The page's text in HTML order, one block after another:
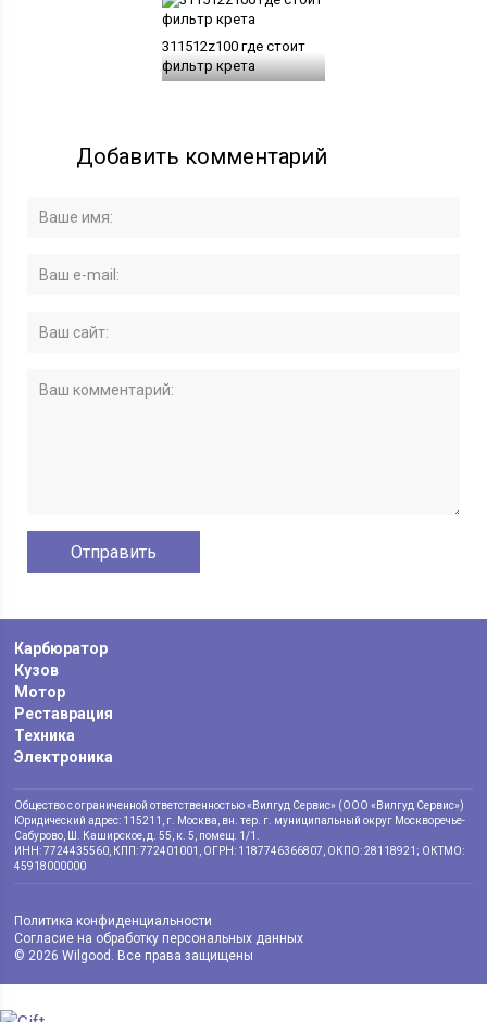
311512z100 где стоит
фильтр крета
Добавить комментарий
Карбюратор
Кузов
Мотор
Реставрация
Техника
Электроника
Общество с ограниченной ответственностью «Вилгуд Сервис» (ООО «Вилгуд Сервис»)
Юридический адрес: 115211, г. Москва, вн. тер. г. муниципальный округ Москворечье-
Сабурово, Ш. Каширское, д. 55, к. 5, помещ. 1/1.
ИНН: 7724435560, КПП: 772401001, ОГРН: 1187746366807, ОКПО: 28118921; ОКТМО:
45918000000
© 2026 Wilgood. Все права защищены
Политика конфиденциальности
Согласие на обработку персональных данных